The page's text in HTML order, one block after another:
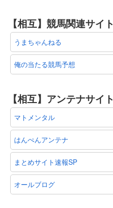
【相互】競馬関連サイト
うまちゃんねる
俺の当たる競馬予想
【相互】アンテナサイト
マトメンタル
はんぺんアンテナ
まとめサイト速報SP
オールブログ